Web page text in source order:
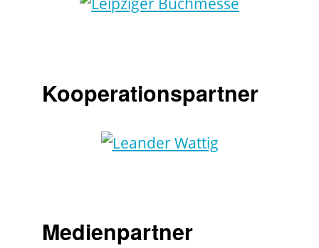
Kooperationspartner
Medienpartner